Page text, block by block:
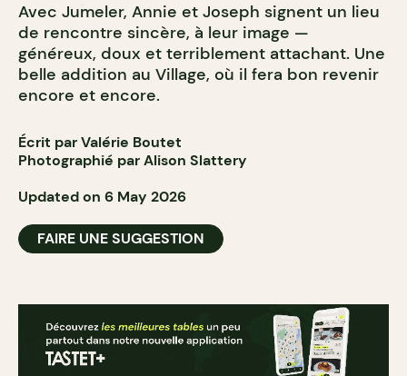
Avec Jumeler, Annie et Joseph signent un lieu
de rencontre sincère, à leur image —
généreux, doux et terriblement attachant. Une
belle addition au Village, où il fera bon revenir
encore et encore.
Écrit par Valérie Boutet
Photographié par Alison Slattery
Updated on 6 May 2026
FAIRE UNE SUGGESTION